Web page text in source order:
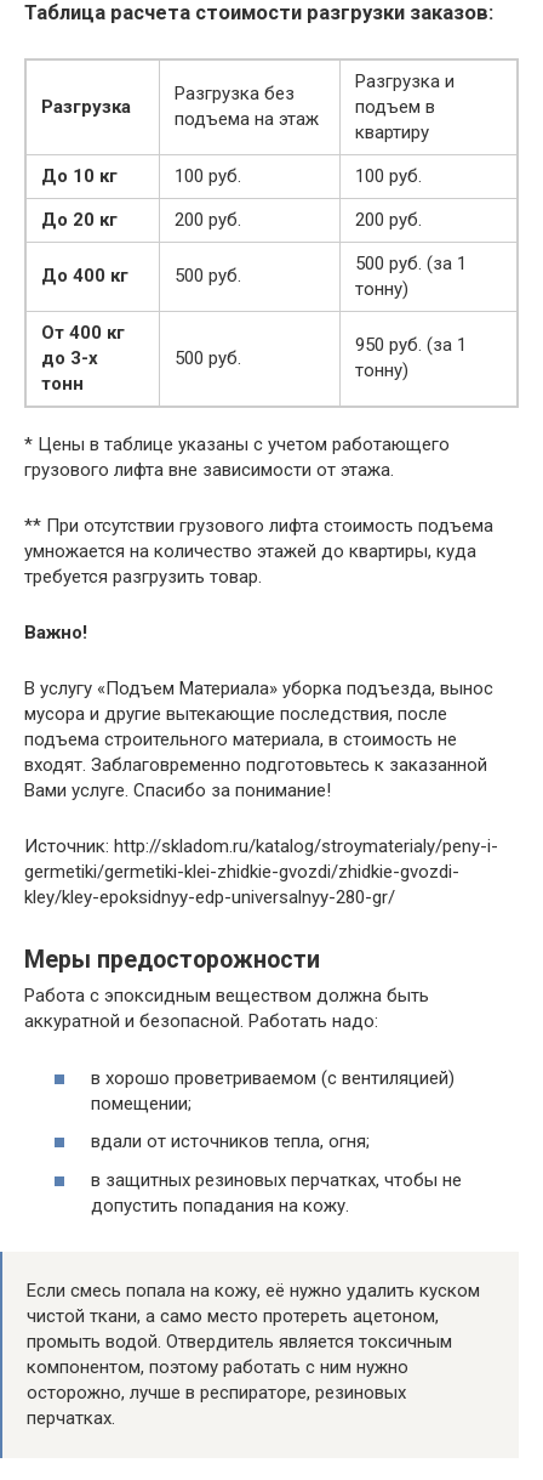
Таблица расчета стоимости разгрузки заказов:
Разгрузка
Разгрузка без
подъема на этаж
Разгрузка и
подъем в
квартиру
До 10 кг
100 руб.
100 руб.
До 20 кг
200 руб. 200 руб.
До 400 кг 500 руб.
500 руб. (за 1
тонну)
От 400 кг
до 3-х
тонн
500 руб.
950 руб. (за 1
тонну)
* Цены в таблице указаны с учетом работающего
грузового лифта вне зависимости от этажа.
** При отсутствии грузового лифта стоимость подъема
умножается на количество этажей до квартиры, куда
требуется разгрузить товар.
Важно!
В услугу «Подъем Материала» уборка подъезда, вынос
мусора и другие вытекающие последствия, после
подъема строительного материала, в стоимость не
входят. Заблаговременно подготовьтесь к заказанной
Вами услуге. Спасибо за понимание!
Источник: http://skladom.ru/katalog/stroymaterialy/peny-i-
germetiki/germetiki-klei-zhidkie-gvozdi/zhidkie-gvozdi-
kley/kley-epoksidnyy-edp-universalnyy-280-gr/
Меры предосторожности
Работа с эпоксидным веществом должна быть
аккуратной и безопасной. Работать надо:
в хорошо проветриваемом (с вентиляцией)
помещении;
вдали от источников тепла, огня;
в защитных резиновых перчатках, чтобы не
допустить попадания на кожу.
Если смесь попала на кожу, её нужно удалить куском
чистой ткани, а само место протереть ацетоном,
промыть водой. Отвердитель является токсичным
компонентом, поэтому работать с ним нужно
осторожно, лучше в респираторе, резиновых
перчатках.